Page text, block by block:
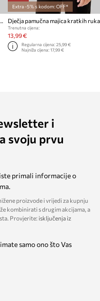
Dječja pamučna majica kratkih rukava Calvin Klein Jeans
Extra -5% s kodom: OFF*
Trenutna cijena:
13,99 €
Regularna cijena: 25,99 €
Najniža cijena: 17,99 €
i
svoju prvu
primali informacije o
proizvode i vrijedi za kupnju
kombinirati s drugim akcijama, a
Provjerite: isključenja iz
samo ono što Vas